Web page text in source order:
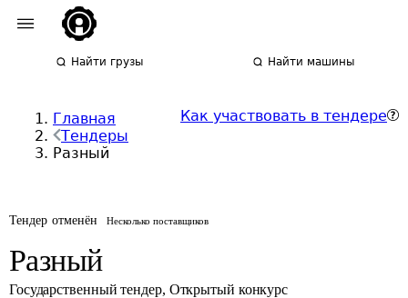
Найти грузы Найти машины
Главная
Тендеры
Разный
Как участвовать в тендере
Тендер отменён Несколько поставщиков
Разный
Государственный тендер, Открытый конкурс